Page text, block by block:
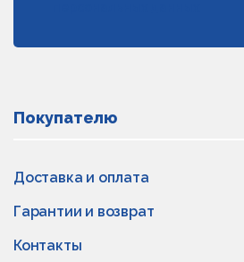
Покупателю
Доставка и оплата
Гарантии и возврат
Контакты